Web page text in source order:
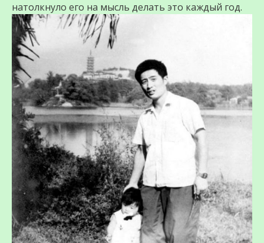
натолкнуло его на мысль делать это каждый год.